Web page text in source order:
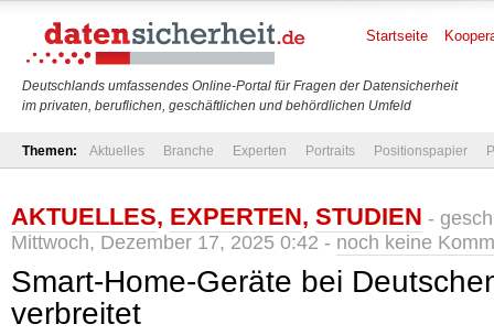
Deutschlands umfassendes Online-Portal für Fragen der Datensicherheit
im privaten, beruflichen, geschäftlichen und behördlichen Umfeld
Startseite
Themen: Aktuelles Branche Experten Portraits Positionspapier
AKTUELLES, EXPERTEN, STUDIEN -
Mittwoch, Dezember 17, 2025 0:42 - noch keine
Smart-Home-Geräte bei
verbreitet